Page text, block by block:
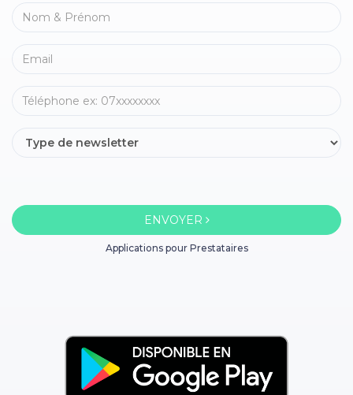
ENVOYER
Applications pour Prestataires